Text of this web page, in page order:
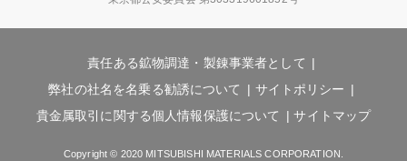
責任ある鉱物調達・製錬事業者として
弊社の社名を名乗る勧誘について
サイトポリシー
貴金属取引に関する個人情報保護について
サイトマップ
Copyright © 2020 MITSUBISHI MATERIALS CORPORATION.